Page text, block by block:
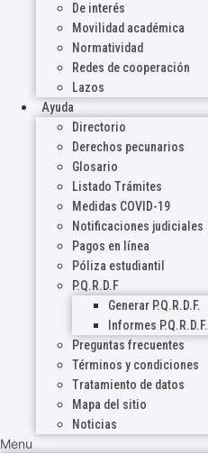
De interés
Movilidad académica
Normatividad
Redes de cooperación
Lazos
Ayuda
Directorio
Derechos pecunarios
Glosario
Listado Trámites
Medidas COVID-19
Notificaciones judiciales
Pagos en línea
Póliza estudiantil
P.Q.R.D.F
Generar P.Q.R.D.F.
Informes P.Q.R.D.F.
Preguntas frecuentes
Términos y condiciones
Tratamiento de datos
Mapa del sitio
Noticias
Menu